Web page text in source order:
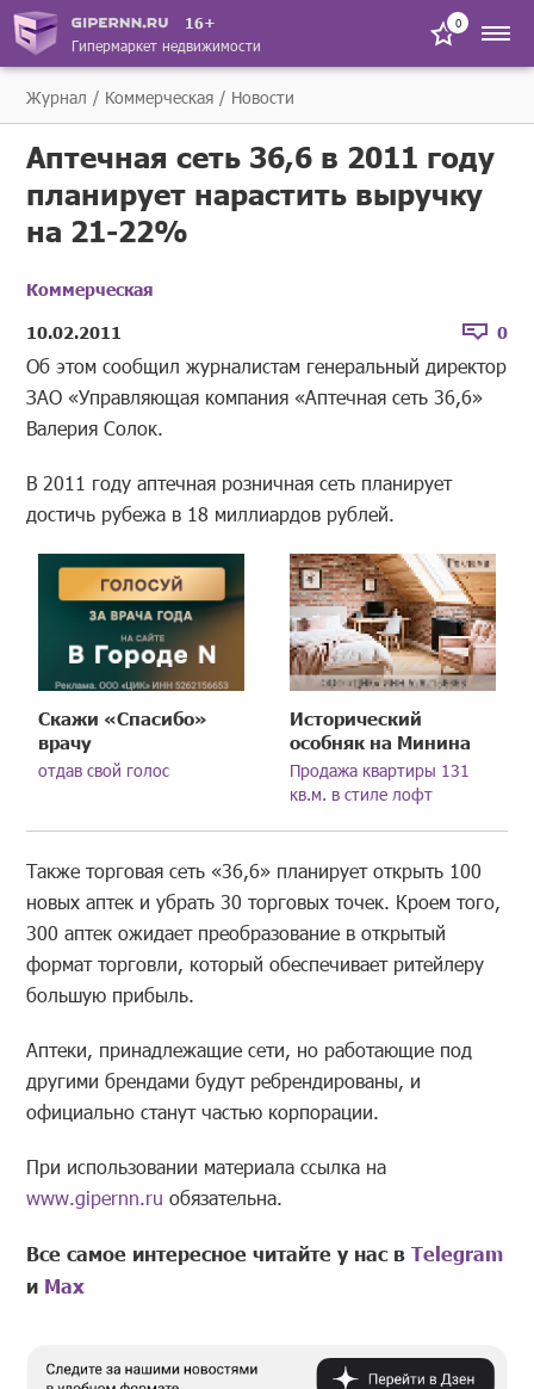
16+
Гипермаркет недвижимости
0
Журнал Коммерческая Новости
Аптечная сеть 36,6 в 2011 году
планирует нарастить выручку
на 21-22%
Коммерческая
10.02.2011
0
Об этом сообщил журналистам генеральный директор
ЗАО «Управляющая компания «Аптечная сеть 36,6»
Валерия Солок.
В 2011 году аптечная розничная сеть планирует
достичь рубежа в 18 миллиардов рублей.
Скажи «Спасибо»
врачу
отдав свой голос
Исторический
особняк на Минина
Продажа квартиры 131
кв.м. в стиле лофт
Также торговая сеть «36,6» планирует открыть 100
новых аптек и убрать 30 торговых точек. Кроем того,
300 аптек ожидает преобразование в открытый
формат торговли, который обеспечивает ритейлеру
большую прибыль.
Аптеки, принадлежащие сети, но работающие под
другими брендами будут ребрендированы, и
официально станут частью корпорации.
При использовании материала ссылка на
www.gipernn.ru обязательна.
Все самое интересное читайте у нас вTelegram
и Mах